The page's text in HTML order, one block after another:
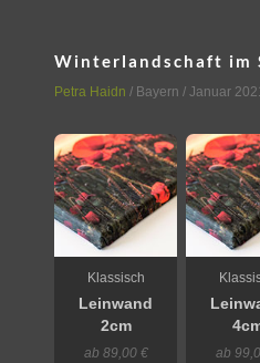
Winterlandschaft im
Petra Haidn / Bayern / Januar
Klassisch
Leinwand
2cm
ab 89,00 € ab